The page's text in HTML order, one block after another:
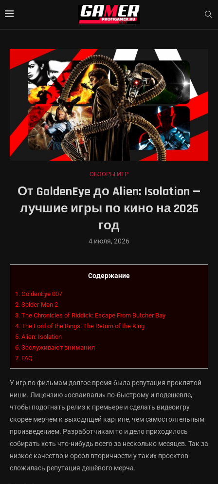
ОБЗОРЫ ИГР
От GoldenEye до Alien: Isolation —
лучшие игры по кино на 2026
год
4 июля, 2026
Содержание
1. GoldenEye 007
2. Spider-Man 2
3. The Chronicles of Riddick: Escape From Butcher Bay
4. The Lord of the Rings: The Return of the King
5. Alien: Isolation
6. Заслуживают внимания
7. FAQ
У игр по фильмам долгое время была репутация проклятой
ниши. Лицензию «осваивали» по-быстрому и подешевле,
чтобы подогнать релиз к премьере и сделать видеоигру
скорее мерчем к выходящей картине, чем самостоятельным
произведением. Разработчикам то и дело приходилось
собирать хоть что-нибудь всего за несколько месяцев. Так за
низкое качество и ореол вторичности у таких проектов
сложилась репутация дешёвого мерча.